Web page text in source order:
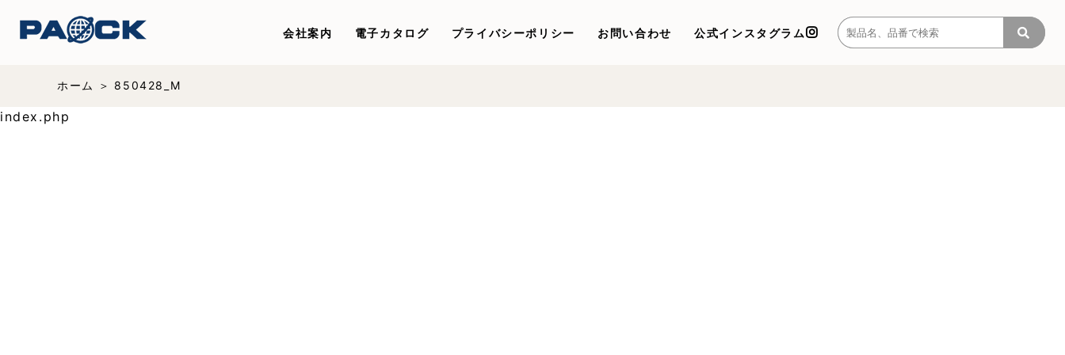
会社案内 電子カタログ プライバシーポリシー お問い合わせ 公式インスタグラム
ホーム 850428_M
index.php